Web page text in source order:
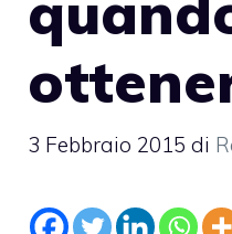
3 Febbraio 2015 di